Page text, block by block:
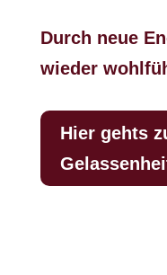
Durch neue
wieder
Hier gehts